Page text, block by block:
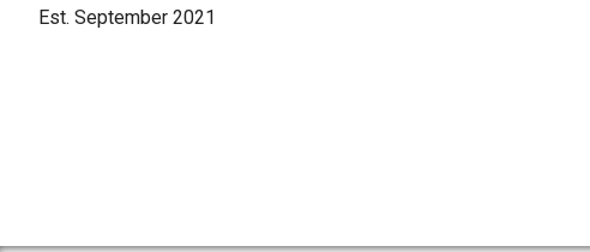
Est. September 2021